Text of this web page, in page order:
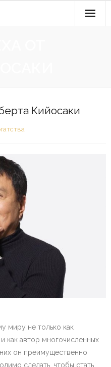
Кийосаки
миру не только как
как автор многочисленных
он преимущественно
сделать, чтобы стать